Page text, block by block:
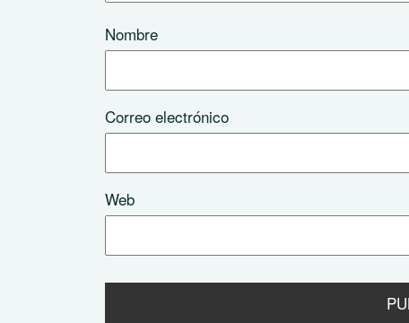
Nombre
Correo electrónico
Web